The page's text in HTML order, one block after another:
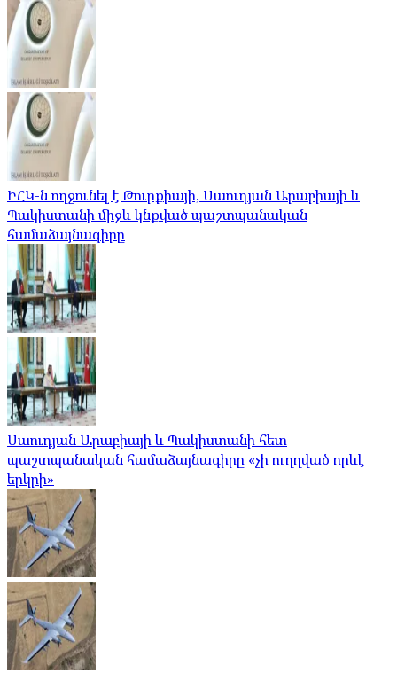
ԻՀԿ-ն ողջունել է Թուրքիայի, Սաուդյան Արաբիայի և
Պակիստանի միջև կնքված պաշտպանական
համաձայնագիրը
Սաուդյան Արաբիայի և Պակիստանի հետ
պաշտպանական համաձայնագիրը «չի ուղղված որևէ
երկրի»